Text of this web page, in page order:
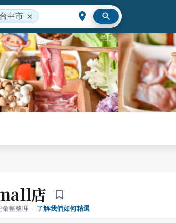
台中市
店
彙整整理 · 了解我們如何精選